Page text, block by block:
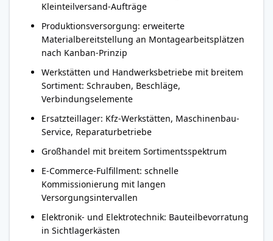
Kleinteilversand-Aufträge
Produktionsversorgung: erweiterte
Materialbereitstellung an Montagearbeitsplätzen
nach Kanban-Prinzip
Werkstätten und Handwerksbetriebe mit breitem
Sortiment: Schrauben, Beschläge,
Verbindungselemente
Ersatzteillager: Kfz-Werkstätten, Maschinenbau-
Service, Reparaturbetriebe
Großhandel mit breitem Sortimentsspektrum
E-Commerce-Fulfillment: schnelle
Kommissionierung mit langen
Versorgungsintervallen
Elektronik- und Elektrotechnik: Bauteilbevorratung
in Sichtlagerkästen